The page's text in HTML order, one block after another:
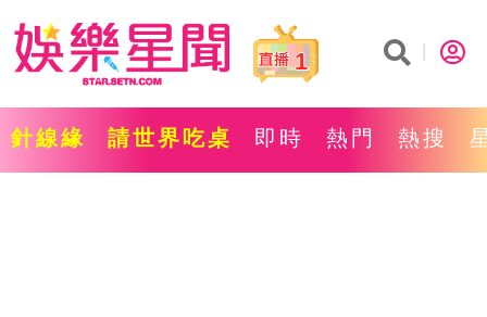
1
針線緣 請世界吃桌 即時 熱門 熱搜